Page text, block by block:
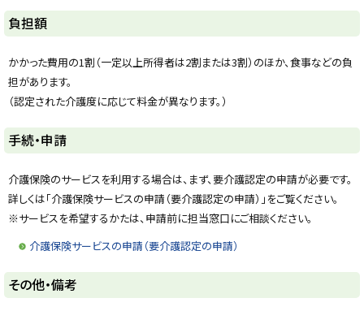
ト
ッ
プ
に
戻
負担額
かかった費用の1割（一定以上所得者は2割または3割）のほか、食事などの負
担があります。
（認定された介護度に応じて料金が異なります。）
ト
ッ
プ
に
戻
手続・申請
介護保険のサービスを利用する場合は、まず、要介護認定の申請が必要です。
詳しくは「介護保険サービスの申請（要介護認定の申請）」をご覧ください。
※サービスを希望するかたは、申請前に担当窓口にご相談ください。
介護保険サービスの申請（要介護認定の申請）
ト
ッ
その他・備考